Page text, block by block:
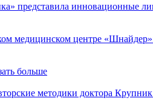
представила инновационные
медицинском центре
больше
методики доктора